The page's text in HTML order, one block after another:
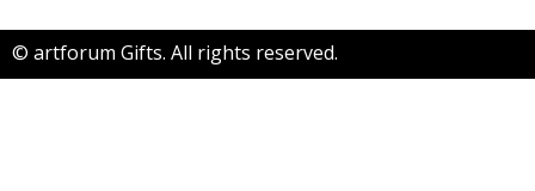
© artforum Gifts. All rights reserved.